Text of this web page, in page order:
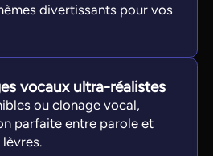
divertissants pour vos
vocaux ultra-réalistes
ou clonage vocal,
parfaite entre parole et